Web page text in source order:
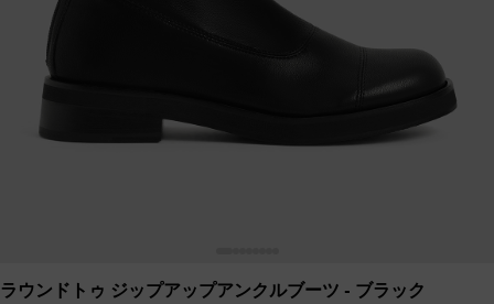
ラウンドトゥ ジップアップアンクルブーツ - ブラック